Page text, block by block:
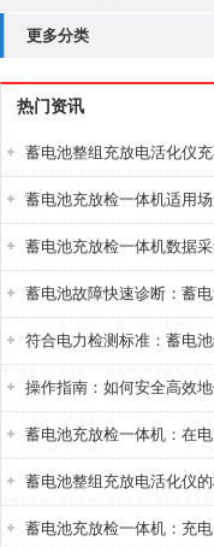
更多分类
热门资讯